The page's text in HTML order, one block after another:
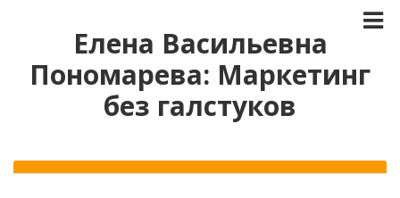
Елена Васильевна
Пономарева: Маркетинг
без галстуков